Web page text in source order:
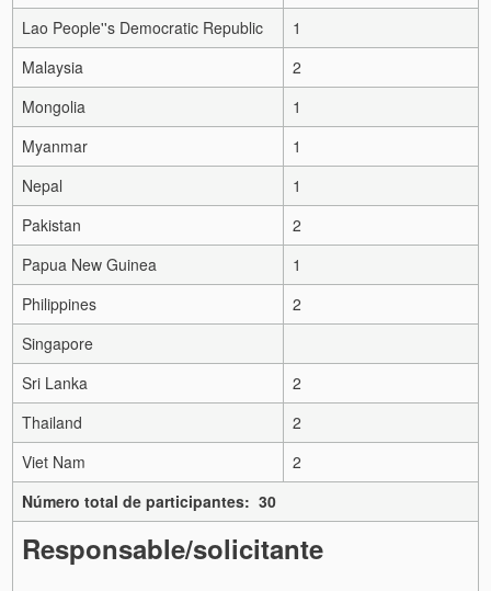
Lao People''s Democratic Republic
1
Malaysia
2
Mongolia
1
Myanmar
1
Nepal
1
Pakistan
2
Papua New Guinea
1
Philippines
2
Singapore
Sri Lanka
2
Thailand
2
Viet Nam
2
Número total de participantes: 30
Responsable/solicitante